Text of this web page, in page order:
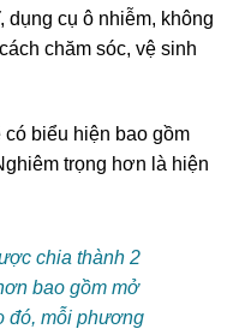
dụng cụ ô nhiễm, không
chăm sóc, vệ sinh
biểu hiện bao gồm
trọng hơn là hiện
chia thành 2
bao gồm mở
đó, mỗi phương